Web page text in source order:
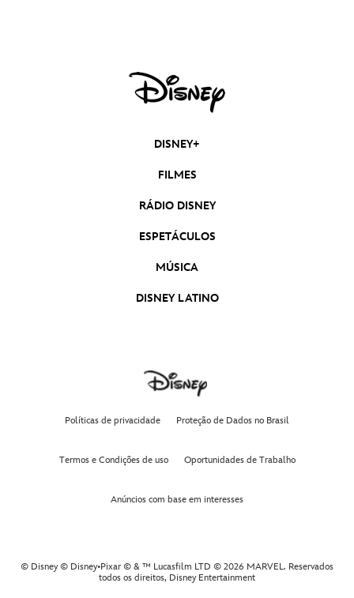
DISNEY+
FILMES
RÁDIO DISNEY
ESPETÁCULOS
MÚSICA
DISNEY LATINO
Políticas de privacidade Proteção de Dados no Brasil
Termos e Condições de uso Oportunidades de Trabalho
Anúncios com base em interesses
© Disney © Disney•Pixar © & ™ Lucasfilm LTD © 2026 MARVEL. Reservados
todos os direitos, Disney Entertainment